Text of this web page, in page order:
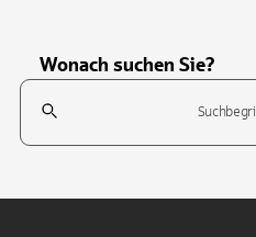
Wonach suchen Sie?
Suchfeld